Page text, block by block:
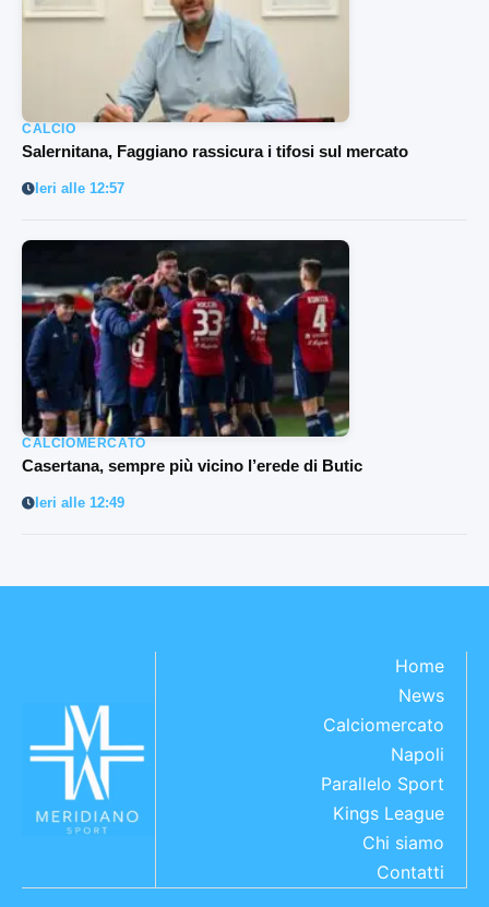
CALCIO
Salernitana, Faggiano rassicura i tifosi sul mercato
Ieri alle 12:57
CALCIOMERCATO
Casertana, sempre più vicino l’erede di Butic
Ieri alle 12:49
Home
News
Calciomercato
Napoli
Parallelo Sport
Kings League
Chi siamo
Contatti